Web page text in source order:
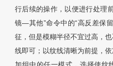
行后续的操作，以便进行处理
镜—其他”命令中的“高反差保
征，但是模糊半径不宜过高，
线即可；以纹线清晰为前提，